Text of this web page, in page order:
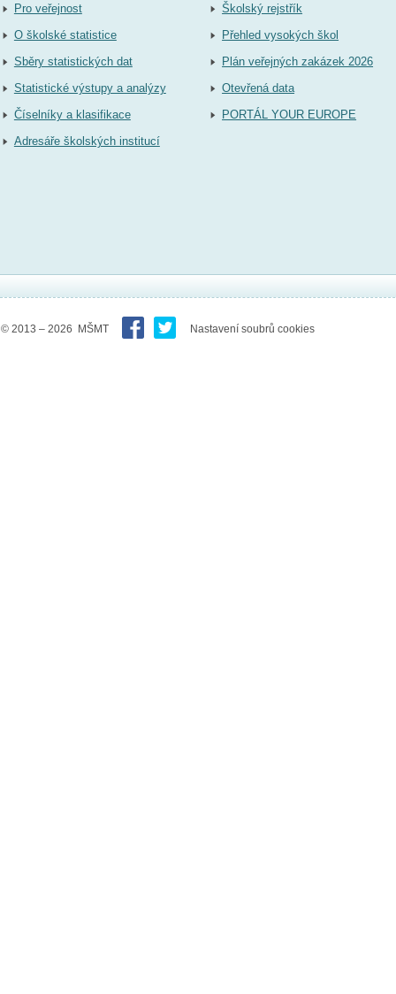
Pro veřejnost
O školské statistice
Sběry statistických dat
Statistické výstupy a analýzy
Číselníky a klasifikace
Adresáře školských institucí
Školský rejstřík
Přehled vysokých škol
Plán veřejných zakázek 2026
Otevřená data
PORTÁL YOUR EUROPE
© 2013 – 2026 MŠMT Nastavení soubrů cookies